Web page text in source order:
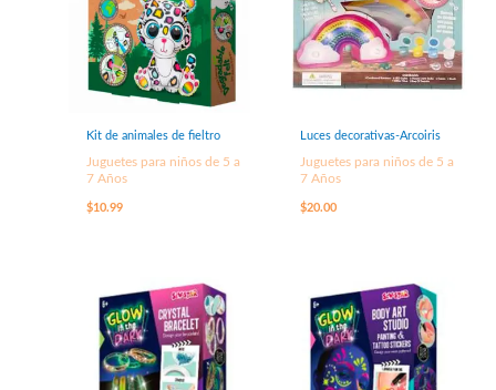
Kit de animales de fieltro
Juguetes para niños de 5 a
7 Años
$10.99
Luces decorativas-Arcoiris
Juguetes para niños de 5 a
7 Años
$20.00